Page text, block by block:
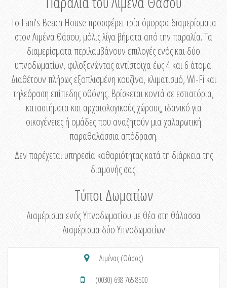
Το Fani's Beach House προσφέρει τρία όμορφα διαμερίσματα
στον Λιμένα Θάσου, μόλις λίγα βήματα από την παραλία. Τα
διαμερίσματα περιλαμβάνουν επιλογές ενός και δύο
υπνοδωματίων, φιλοξενώντας αντίστοιχα έως 4 και 6 άτομα.
Διαθέτουν πλήρως εξοπλισμένη κουζίνα, κλιματισμό, Wi-Fi και
τηλεόραση επίπεδης οθόνης. Βρίσκεται κοντά σε εστιατόρια,
καταστήματα και αρχαιολογικούς χώρους, ιδανικό για
οικογένειες ή ομάδες που αναζητούν μια χαλαρωτική
παραθαλάσσια απόδραση.
Δεν παρέχεται υπηρεσία καθαριότητας κατά τη διάρκεια της
διαμονής σας.
Τύποι Δωματίων
Διαμέρισμα ενός Υπνοδωματίου με θέα στη θάλασσα
Διαμέρισμα δύο Υπνοδωματίων
Λιμένας (Θάσος)
(0030) 698 765 8500